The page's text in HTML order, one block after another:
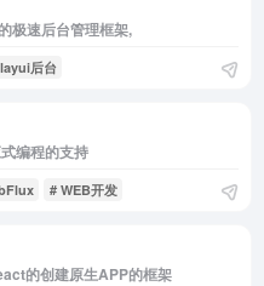
极速后台管理框架,
后台
编程的支持
# WEB开发
的创建原生APP的框架